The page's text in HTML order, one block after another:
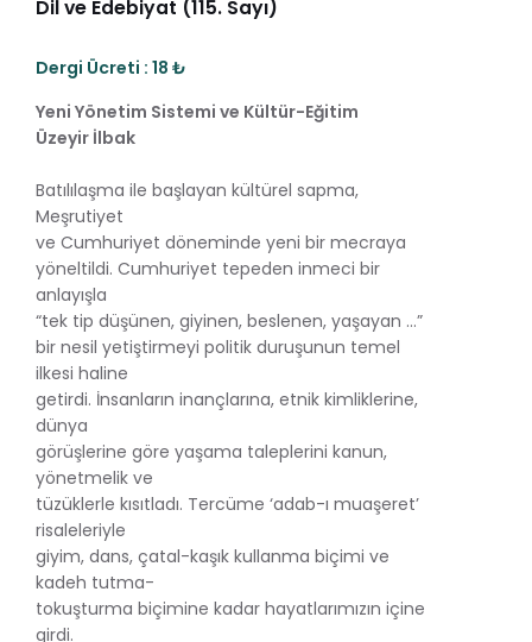
Dil ve Edebiyat (115. Sayı)
Dergi Ücreti : 18 ₺
Yeni Yönetim Sistemi ve Kültür-Eğitim
Üzeyir İlbak
Batılılaşma ile başlayan kültürel sapma,
Meşrutiyet
ve Cumhuriyet döneminde yeni bir mecraya
yöneltildi. Cumhuriyet tepeden inmeci bir
anlayışla
“tek tip düşünen, giyinen, beslenen, yaşayan …”
bir nesil yetiştirmeyi politik duruşunun temel
ilkesi haline
getirdi. İnsanların inançlarına, etnik kimliklerine,
dünya
görüşlerine göre yaşama taleplerini kanun,
yönetmelik ve
tüzüklerle kısıtladı. Tercüme ‘adab-ı muaşeret’
risaleleriyle
giyim, dans, çatal-kaşık kullanma biçimi ve
kadeh tutma-
tokuşturma biçimine kadar hayatlarımızın içine
girdi.